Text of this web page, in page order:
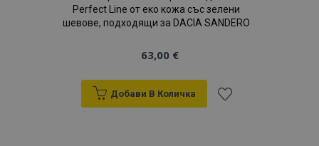
Perfect Line от еко кожа със зелени
шевове, подходящи за DACIA SANDERO
63,00 €
Добави В Количка